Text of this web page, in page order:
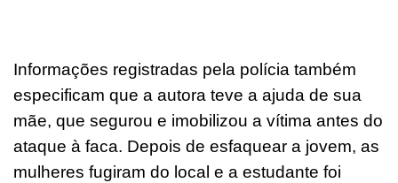
Informações registradas pela polícia também
especificam que a autora teve a ajuda de sua
mãe, que segurou e imobilizou a vítima antes do
ataque à faca. Depois de esfaquear a jovem, as
mulheres fugiram do local e a estudante foi